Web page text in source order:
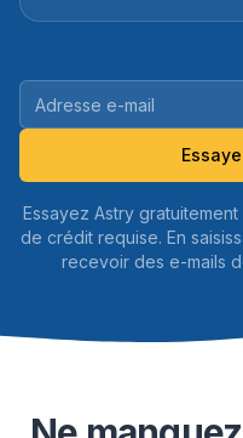
Essayez Astry
de crédit requise. En
recevoir des e-mails